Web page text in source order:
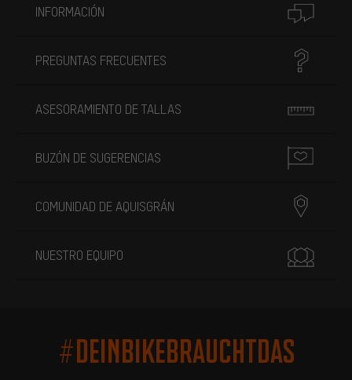
INFORMACIÓN
PREGUNTAS FRECUENTES
ASESORAMIENTO DE TALLAS
BUZÓN DE SUGERENCIAS
COMUNIDAD DE AQUISGRÁN
NUESTRO EQUIPO
#DEINBIKEBRAUCHTDAS